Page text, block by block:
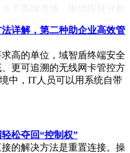
比，Vision Air预计将在重量
。这一转变部分得益于采用
19 Pro同款）、减少了
轻质材料替代玻璃和铝。
之前的报道不谋而合。
他又指出这款平价产品可能
该显示屏正是Vision Pro用以
键技术。
详解，第二种助企业高效管
高的单位，域智盾终端安全
更可追溯的无线网卡管控方
中，IT人员可以用系统自带
松夺回“控制权”
的解决方法是重置连接。操